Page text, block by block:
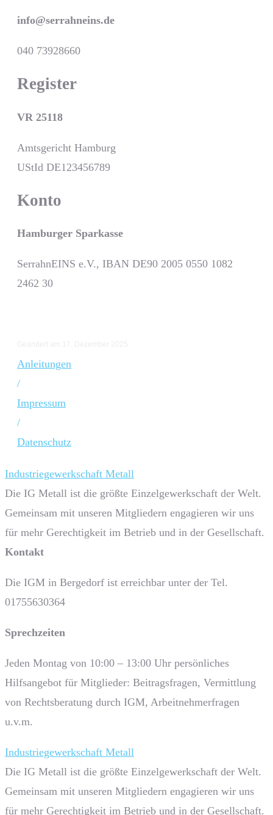
info@serrahn­eins.de
040 73928660
Register
VR 25118
Amtsgericht Hamburg
UStId DE123456789
Konto
Hamburger Sparkasse
SerrahnEINS e.V., IBAN DE90 2005 0550 1082
2462 30
Anleitungen
/
Impressum
/
Datenschutz
Industriegewerkschaft Metall
Die IG Metall ist die größte Einzelgewerkschaft der Welt.
Gemeinsam mit unseren Mitgliedern engagieren wir uns
für mehr Gerechtigkeit im Betrieb und in der Gesellschaft.
Kontakt
Die IGM in Bergedorf ist erreichbar unter der Tel.
01755630364
Sprech­zeiten
Jeden Montag von 10:00 – 13:00 Uhr persönliches
Hilfsangebot für Mitglieder: Beitragsfragen, Vermittlung
von Rechtsberatung durch IGM, Arbeitnehmerfragen
u.v.m.
Industriegewerkschaft Metall
Die IG Metall ist die größte Einzelgewerkschaft der Welt.
Gemeinsam mit unseren Mitgliedern engagieren wir uns
für mehr Gerechtigkeit im Betrieb und in der Gesellschaft.